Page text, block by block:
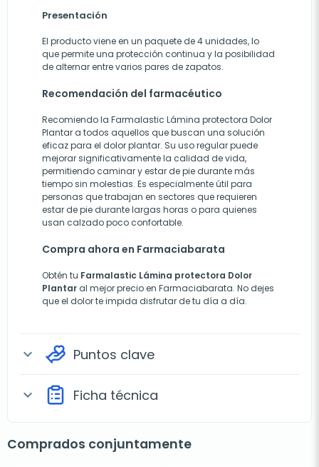
Presentación
El producto viene en un paquete de 4 unidades, lo
que permite una protección continua y la posibilidad
de alternar entre varios pares de zapatos.
Recomendación del farmacéutico
Recomiendo la Farmalastic Lámina protectora Dolor
Plantar a todos aquellos que buscan una solución
eficaz para el dolor plantar. Su uso regular puede
mejorar significativamente la calidad de vida,
permitiendo caminar y estar de pie durante más
tiempo sin molestias. Es especialmente útil para
personas que trabajan en sectores que requieren
estar de pie durante largas horas o para quienes
usan calzado poco confortable.
Compra ahora en Farmaciabarata
Obtén tu Farmalastic Lámina protectora Dolor
Plantar al mejor precio en Farmaciabarata. No dejes
que el dolor te impida disfrutar de tu día a día.
expand_more Puntos clave
expand_more Ficha técnica
Comprados conjuntamente